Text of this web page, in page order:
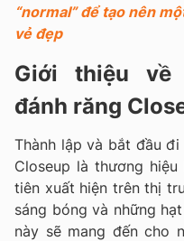
“normal” để tạo nên
vẻ đẹp
Giới thiệu về
đánh răng
Thành lập và bắt đầu
Closeup là thương
tiên xuất hiện trên thị
sáng bóng và những
này sẽ mang đến cho